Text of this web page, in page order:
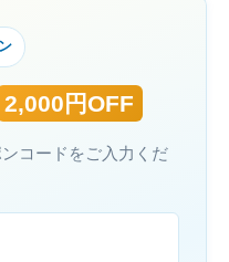
2,000円OFF
コードをご入力くだ